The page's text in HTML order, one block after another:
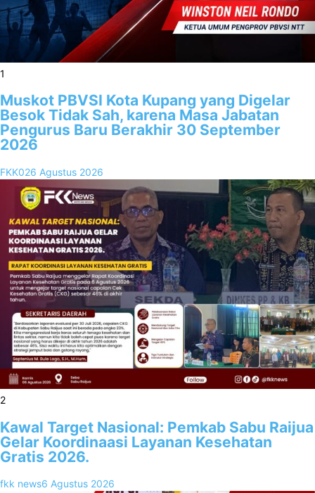
1
Muskot PBVSI Kota Kupang yang Digelar
Besok Tidak Sah, karena Masa Jabatan
Pengurus Baru Berakhir 30 September
2026
FKK026 Agustus 2026
2
Kawal Target Nasional: Pemkab Sabu Raijua
Gelar Koordinaasi Layanan Kesehatan
Gratis 2026.
fkk news6 Agustus 2026